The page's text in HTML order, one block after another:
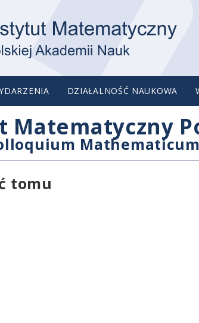
DZIAŁALNOŚĆ NAUKOWA
Matematyczny
Mathematicum
tomu